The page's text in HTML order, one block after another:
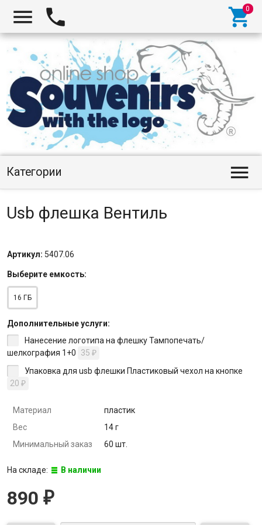
  
Категории 
Usb флешка Вентиль
Артикул: 5407.06
Выберите емкость:
16 ГБ
Дополнительные услуги:
Нанесение логотипа на флешку Тампопечать/
шелкография 1+0
35 ₽
Упаковка для usb флешки Пластиковый чехол на кнопке
20 ₽
Материал
пластик
Вес
14 г
Минимальный заказ
60 шт.
На складе: В наличии
890 ₽